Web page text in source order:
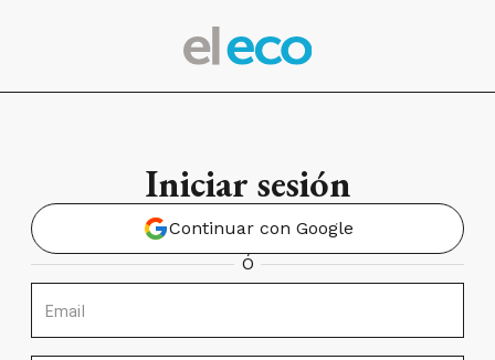
Iniciar sesión
Continuar con Google
Ó
Email